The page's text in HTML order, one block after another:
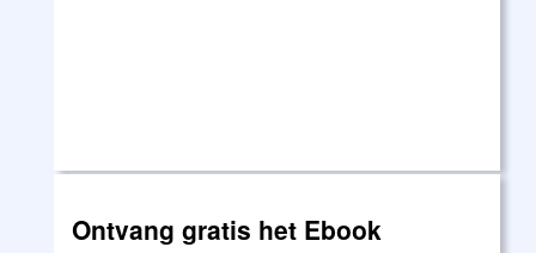
Ontvang gratis het Ebook